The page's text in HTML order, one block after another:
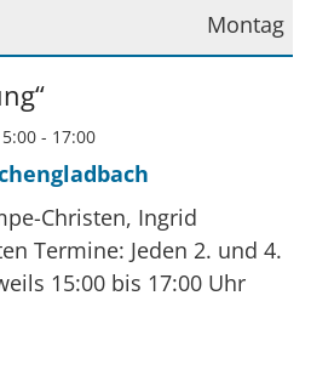
Montag
- 17:00
Christen, Ingrid
Termine: Jeden 2. und 4.
15:00 bis 17:00 Uhr